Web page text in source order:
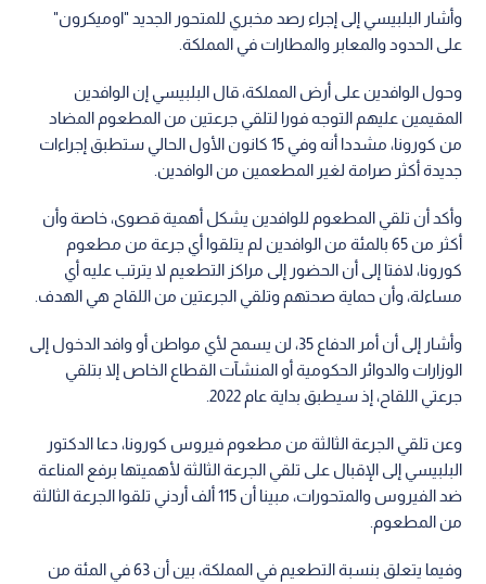
وأشار البلبيسي إلى إجراء رصد مخبري للمتحور الجديد "اوميكرون"
على الحدود والمعابر والمطارات في المملكة.
وحول الوافدين على أرض المملكة، قال البلبيسي إن الوافدين
المقيمين عليهم التوجه فورا لتلقي جرعتين من المطعوم المضاد
من كورونا، مشددا أنه وفي 15 كانون الأول الحالي ستطبق إجراءات
جديدة أكثر صرامة لغير المطعمين من الوافدين.
وأكد أن تلقي المطعوم للوافدين يشكل أهمية قصوى، خاصة وأن
أكثر من 65 بالمئة من الوافدين لم يتلقوا أي جرعة من مطعوم
كورونا، لافتا إلى أن الحضور إلى مراكز التطعيم لا يترتب عليه أي
مساءلة، وأن حماية صحتهم وتلقي الجرعتين من اللقاح هي الهدف.
وأشار إلى أن أمر الدفاع 35، لن يسمح لأي مواطن أو وافد الدخول إلى
الوزارات والدوائر الحكومية أو المنشآت القطاع الخاص إلا بتلقي
جرعتي اللقاح، إذ سيطبق بداية عام 2022.
وعن تلقي الجرعة الثالثة من مطعوم فيروس كورونا، دعا الدكتور
البلبيسي إلى الإقبال على تلقي الجرعة الثالثة لأهميتها برفع المناعة
ضد الفيروس والمتحورات، مبينا أن 115 ألف أردني تلقوا الجرعة الثالثة
من المطعوم.
وفيما يتعلق بنسبة التطعيم في المملكة، بين أن 63 في المئة من